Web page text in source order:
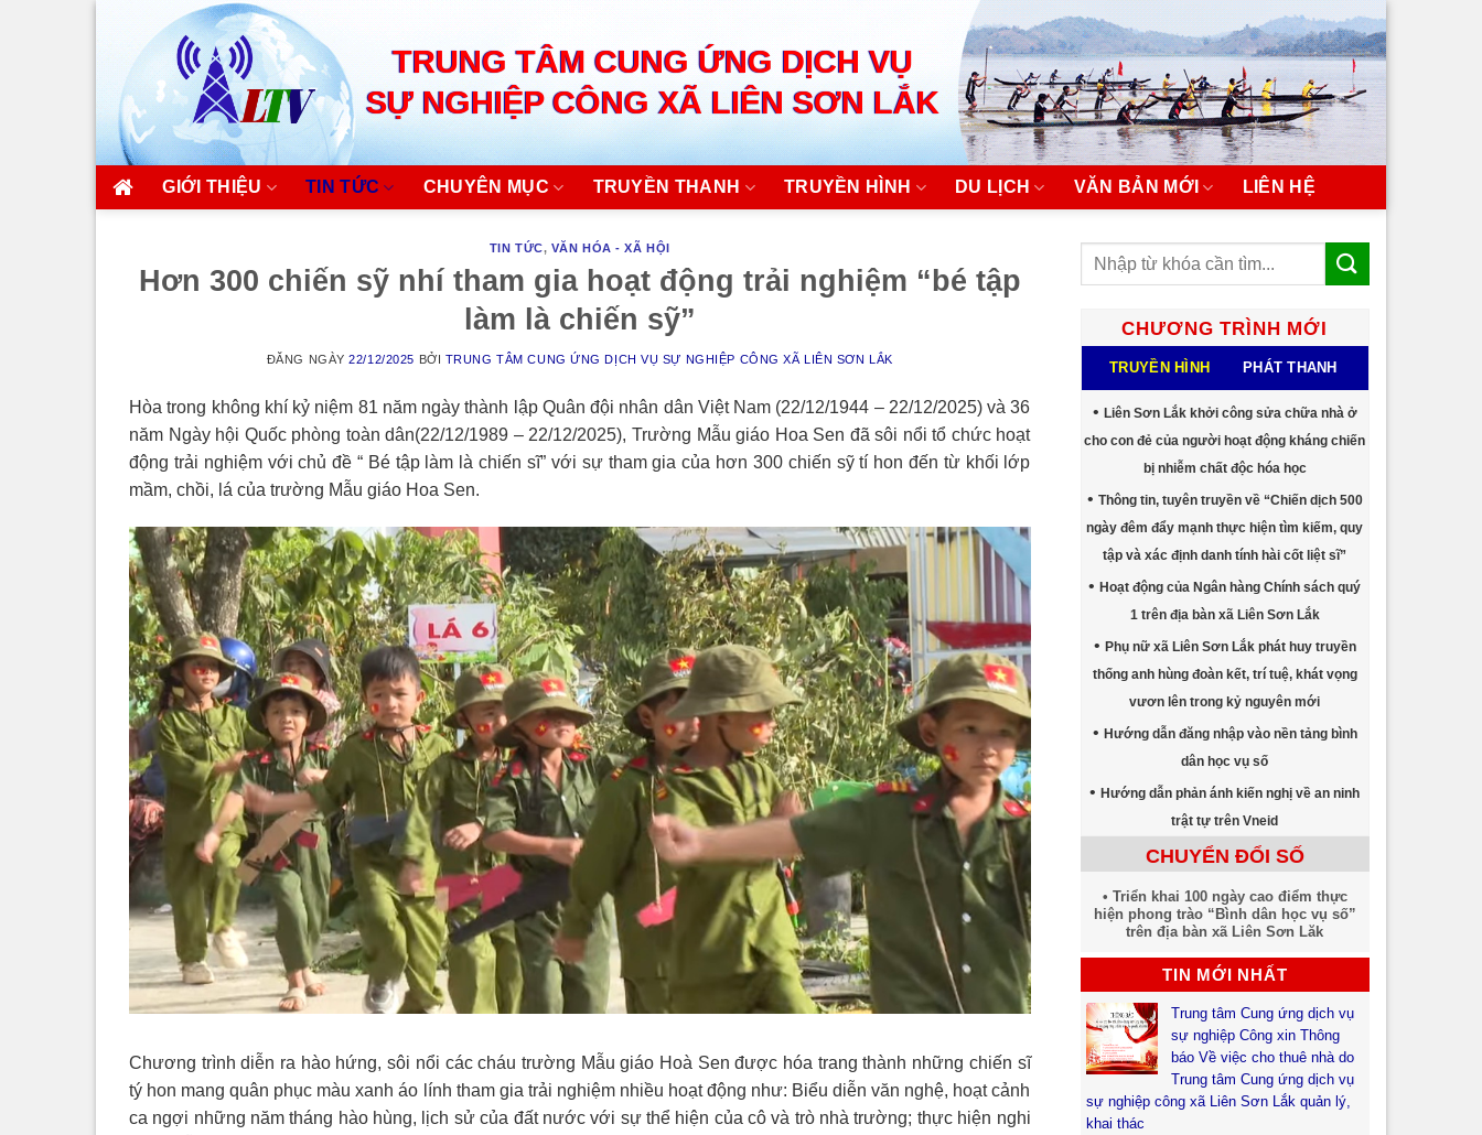
content
TRUNG TÂM CUNG ỨNG DỊCH VỤ
SỰ NGHIỆP CÔNG XÃ LIÊN SƠN LẮK
GIỚI THIỆU TIN TỨC CHUYÊN MỤC TRUYỀN THANH TRUYỀN HÌNH DU LỊCH VĂN BẢN MỚI LIÊN HỆ
TIN TỨC, VĂN HÓA - XÃ HỘI
Hơn 300 chiến sỹ nhí tham gia hoạt động trải nghiệm “bé tập
làm là chiến sỹ”
ĐĂNG NGÀY22/12/2025 BỞI TRUNG TÂM CUNG ỨNG DỊCH VỤ SỰ NGHIỆP CÔNG XÃ LIÊN SƠN LẮK
Hòa trong không khí kỷ niệm 81 năm ngày thành lập Quân đội nhân dân Việt Nam (22/12/1944 – 22/12/2025) và 36
năm Ngày hội Quốc phòng toàn dân(22/12/1989 – 22/12/2025), Trường Mẫu giáo Hoa Sen đã sôi nổi tổ chức hoạt
động trải nghiệm với chủ đề “ Bé tập làm là chiến sĩ” với sự tham gia của hơn 300 chiến sỹ tí hon đến từ khối lớp
mầm, chồi, lá của trường Mẫu giáo Hoa Sen.
Chương trình diễn ra hào hứng, sôi nổi các cháu trường Mẫu giáo Hoà Sen được hóa trang thành những chiến sĩ
tý hon mang quân phục màu xanh áo lính tham gia trải nghiệm nhiều hoạt động như: Biểu diễn văn nghệ, hoạt cảnh
ca ngợi những năm tháng hào hùng, lịch sử của đất nước với sự thể hiện của cô và trò nhà trường; thực hiện nghi
CHƯƠNG TRÌNH MỚI
TRUYỀN HÌNH PHÁT THANH
Liên Sơn Lắk khởi công sửa chữa nhà ở
cho con đẻ của người hoạt động kháng chiến
bị nhiễm chất độc hóa học
Thông tin, tuyên truyền về “Chiến dịch 500
ngày đêm đẩy mạnh thực hiện tìm kiếm, quy
tập và xác định danh tính hài cốt liệt sĩ”
Hoạt động của Ngân hàng Chính sách quý
1 trên địa bàn xã Liên Sơn Lắk
Phụ nữ xã Liên Sơn Lắk phát huy truyền
thống anh hùng đoàn kết, trí tuệ, khát vọng
vươn lên trong kỷ nguyên mới
Hướng dẫn đăng nhập vào nền tảng bình
dân học vụ số
Hướng dẫn phản ánh kiến nghị về an ninh
trật tự trên Vneid
CHUYỂN ĐỔI SỐ
Triển khai 100 ngày cao điểm thực
hiện phong trào “Bình dân học vụ số”
trên địa bàn xã Liên Sơn Lăk
TIN MỚI NHẤT
Trung tâm Cung ứng dịch vụ
sự nghiệp Công xin Thông
báo Về việc cho thuê nhà do
Trung tâm Cung ứng dịch vụ
sự nghiệp công xã Liên Sơn Lắk quản lý,
khai thác